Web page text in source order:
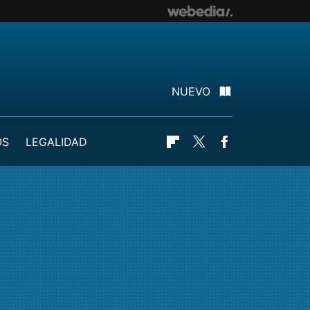
NUEVO
LEGALIDAD
Flipboard
Twitter